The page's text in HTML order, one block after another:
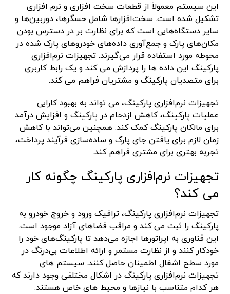
این سیستم معمولاً از قطعات سخت افزاری و نرم افزاری
تشکیل شده است. سخت‌افزارها شامل حسگرها، دوربین‌ها و
سایر دستگاه‌هایی است که برای نظارت بر در دسترس بودن
مکان‌های پارک و جمع‌آوری داده‌های خودروهای پارک شده در
محوطه مورد استفاده قرار می‌گیرند. تجهیزات نرم‌افزاری
پارکینگ این داده ها را پردازش می کند و یک رابط کاربری
برای متصدیان پارکینگ و مشتریان فراهم می کند.
تجهیزات نرم‌افزاری پارکینگ، می تواند به بهبود کارایی
عملیات پارکینگ، کاهش ازدحام در پارکینگ و افزایش درآمد
برای مالکان پارکینگ کمک کند. همچنین می‌تواند با کاهش
زمان لازم برای یافتن جای پارک و ساده‌سازی فرآیند پرداخت،
تجربه بهتری برای مشتری فراهم کند.
تجهیزات نرم‌افزاری پارکینگ چگونه کار
می کند؟
تجهیزات نرم‌افزاری پارکینگ، ترافیک ورود و خروج خودرو به
پارکینگ را ثبت می کند و مراقب فضاهای آزاد موجود است.
این فناوری به اپراتورها اجازه می‌دهد تا پارکینگ‌های خود را
خودکار کنند و از نظارت مستمر و ارائه اطلاعات بی‌درنگ در
مورد سطح اشغال اطمینان حاصل کنند. سیستم های
تجهیزات نرم‌افزاری پارکینگ در اشکال مختلفی وجود دارند که
هر کدام متناسب با نیازها و محیط های خاص هستند: